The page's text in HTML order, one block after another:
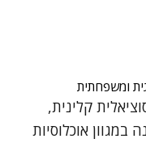
קלינית,
בפסיכותרפיה מזה כ-25 שנה במגוון אוכלוסיות